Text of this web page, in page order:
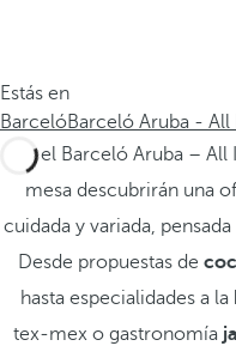
Estás en
BarcelóBarceló Aruba - All
En el Barceló Aruba –
mesa descubrirán una
cuidada y variada,
Desde propuestas de
hasta especialidades a la
tex‑mex o gastronomía